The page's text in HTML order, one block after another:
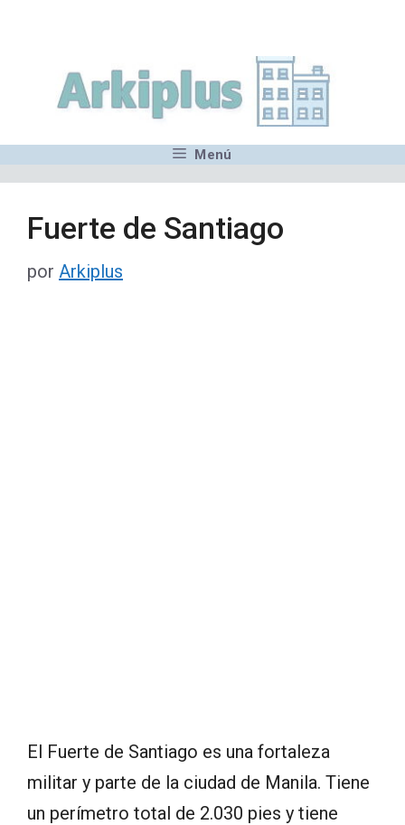
contenido
Menú
Fuerte de Santiago
por Arkiplus
El Fuerte de Santiago es una fortaleza
militar y parte de la ciudad de Manila. Tiene
un perímetro total de 2.030 pies y tiene